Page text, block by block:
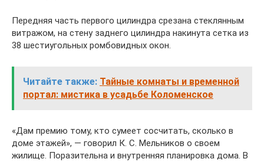
Передняя часть первого цилиндра срезана стеклянным
витражом, на стену заднего цилиндра накинута сетка из
38 шестиугольных ромбовидных окон.
Читайте также: Тайные комнаты и временной
портал: мистика в усадьбе Коломенское
«Дам премию тому, кто сумеет сосчитать, сколько в
доме этажей», — говорил К. С. Мельников о своем
жилище. Поразительна и внутренняя планировка дома. В